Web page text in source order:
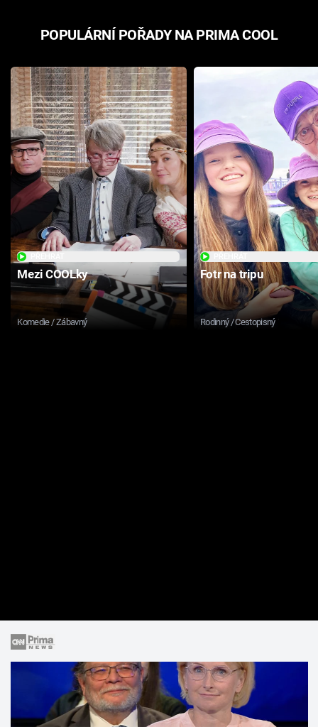
POPULÁRNÍ POŘADY NA PRIMA COOL
Mezi COOLky
Komedie / Zábavný
Fotr na tripu
Rodinný / Cestopisný